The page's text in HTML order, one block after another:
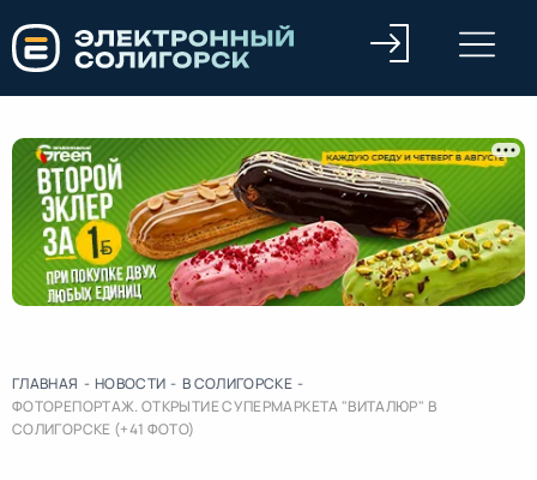
ГЛАВНАЯ - НОВОСТИ - В СОЛИГОРСКЕ -
ФОТОРЕПОРТАЖ. ОТКРЫТИЕ СУПЕРМАРКЕТА "ВИТАЛЮР" В
СОЛИГОРСКЕ (+41 ФОТО)